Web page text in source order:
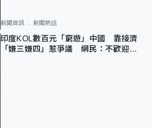
新聞資訊 新聞熱話
印度KOL數百元「窮遊」中國 靠接濟
「嫌三嫌四」惹爭議 網民：不歡迎劣